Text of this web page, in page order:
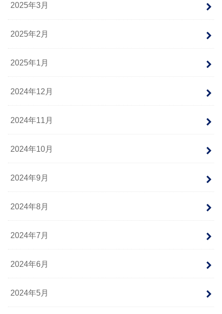
2025年3月
2025年2月
2025年1月
2024年12月
2024年11月
2024年10月
2024年9月
2024年8月
2024年7月
2024年6月
2024年5月